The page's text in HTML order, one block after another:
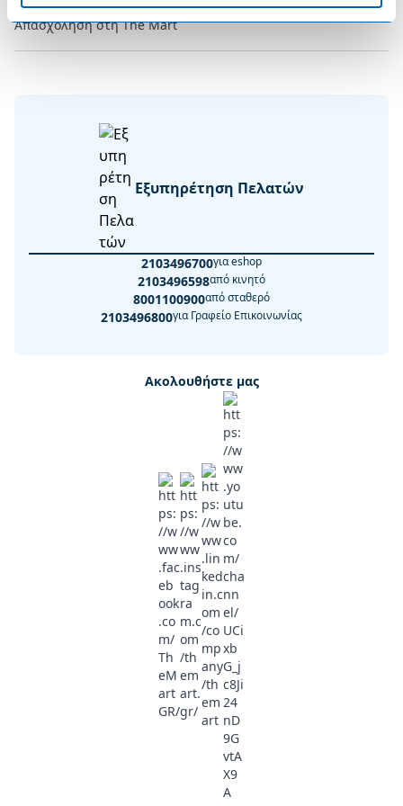
Απασχόληση στη The Mart
Εξυπηρέτηση Πελατών
2103496700για eshop
2103496598από κινητό
8001100900από σταθερό
2103496800για Γραφείο Επικοινωνίας
Ακολουθήστε μας